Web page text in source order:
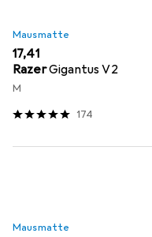
Mausmatte
EUR
17,41
RazerGigantus V2
M
174
Mausmatte